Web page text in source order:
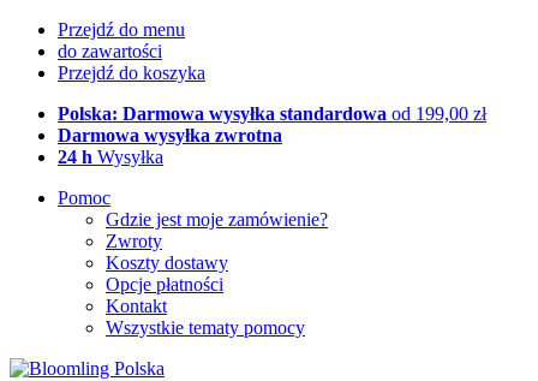
Przejdź do menu
do zawartości
Przejdź do koszyka
Polska: Darmowa wysyłka standardowa od 199,00 zł
Darmowa wysyłka zwrotna
24 h Wysyłka
Pomoc
Gdzie jest moje zamówienie?
Zwroty
Koszty dostawy
Opcje płatności
Kontakt
Wszystkie tematy pomocy